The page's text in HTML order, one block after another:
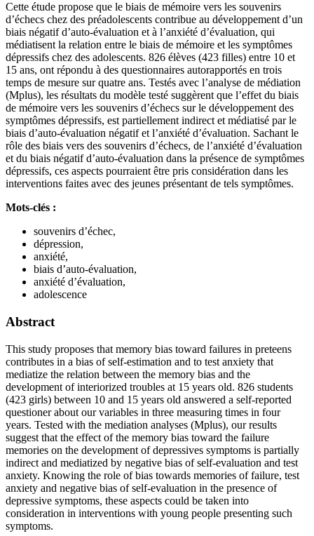
Cette étude propose que le biais de mémoire vers les souvenirs
d’échecs chez des préadolescents contribue au développement d’un
biais négatif d’auto-évaluation et à l’anxiété d’évaluation, qui
médiatisent la relation entre le biais de mémoire et les symptômes
dépressifs chez des adolescents. 826 élèves (423 filles) entre 10 et
15 ans, ont répondu à des questionnaires autorapportés en trois
temps de mesure sur quatre ans. Testés avec l’analyse de médiation
(Mplus), les résultats du modèle testé suggèrent que l’effet du biais
de mémoire vers les souvenirs d’échecs sur le développement des
symptômes dépressifs, est partiellement indirect et médiatisé par le
biais d’auto-évaluation négatif et l’anxiété d’évaluation. Sachant le
rôle des biais vers des souvenirs d’échecs, de l’anxiété d’évaluation
et du biais négatif d’auto-évaluation dans la présence de symptômes
dépressifs, ces aspects pourraient être pris considération dans les
interventions faites avec des jeunes présentant de tels symptômes.
Mots-clés :
souvenirs d’échec,
dépression,
anxiété,
biais d’auto-évaluation,
anxiété d’évaluation,
adolescence
Abstract
This study proposes that memory bias toward failures in preteens
contributes in a bias of self-estimation and to test anxiety that
mediatize the relation between the memory bias and the
development of interiorized troubles at 15 years old. 826 students
(423 girls) between 10 and 15 years old answered a self-reported
questioner about our variables in three measuring times in four
years. Tested with the mediation analyses (Mplus), our results
suggest that the effect of the memory bias toward the failure
memories on the development of depressives symptoms is partially
indirect and mediatized by negative bias of self-evaluation and test
anxiety. Knowing the role of bias towards memories of failure, test
anxiety and negative bias of self-evaluation in the presence of
depressive symptoms, these aspects could be taken into
consideration in interventions with young people presenting such
symptoms.